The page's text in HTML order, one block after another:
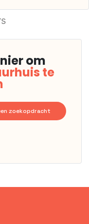
om
te
zoekopdracht